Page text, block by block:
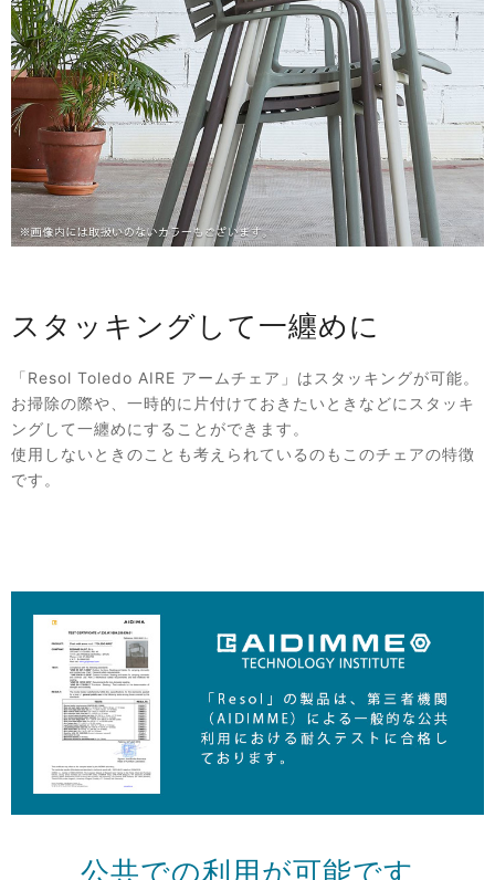
スタッキングして一纏めに
「Resol Toledo AIRE アームチェア」はスタッキングが可能。
お掃除の際や、一時的に片付けておきたいときなどにスタッキ
ングして一纏めにすることができます。
使用しないときのことも考えられているのもこのチェアの特徴
です。
公共での利用が可能です